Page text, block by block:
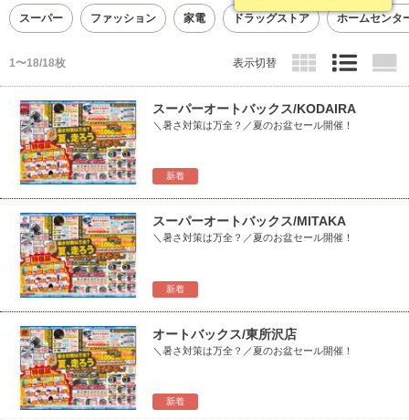
スーパー ファッション 家電 ドラッグストア ホームセンタ
1〜18/18枚 表示切替
新着
スーパーオートバックス/KODAIRA
＼暑さ対策は万全？／夏のお盆セール開催！
新着
スーパーオートバックス/MITAKA
＼暑さ対策は万全？／夏のお盆セール開催！
新着
オートバックス/東所沢店
＼暑さ対策は万全？／夏のお盆セール開催！